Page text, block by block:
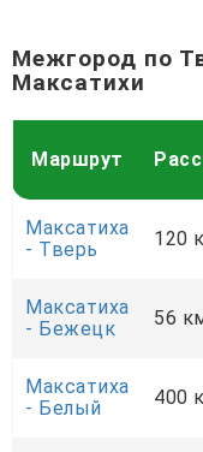
Межгород по
Максатихи
Маршрут
Максатиха
- Тверь
120
Максатиха
- Бежецк
56
Максатиха
- Белый
400